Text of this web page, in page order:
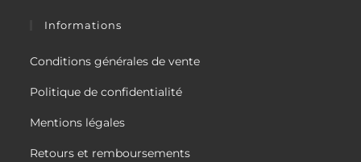
Informations
Conditions générales de vente
Politique de confidentialité
Mentions légales
Retours et remboursements